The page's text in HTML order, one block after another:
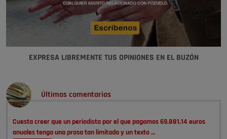
EXPRESA LIBREMENTE TUS OPINIONES EN EL BUZÓN
Últimos comentarios
Cuesta creer que un periodista por el que pagamos 69.881,14 euros
anuales tenga una prosa tan limitada y un texto …